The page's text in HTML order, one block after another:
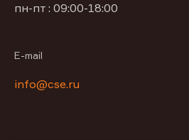
пн-пт : 09:00-18:00
E-mail
info@cse.ru